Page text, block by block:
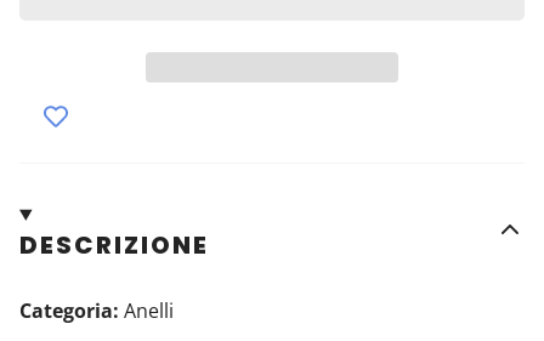
DESCRIZIONE
Categoria: Anelli